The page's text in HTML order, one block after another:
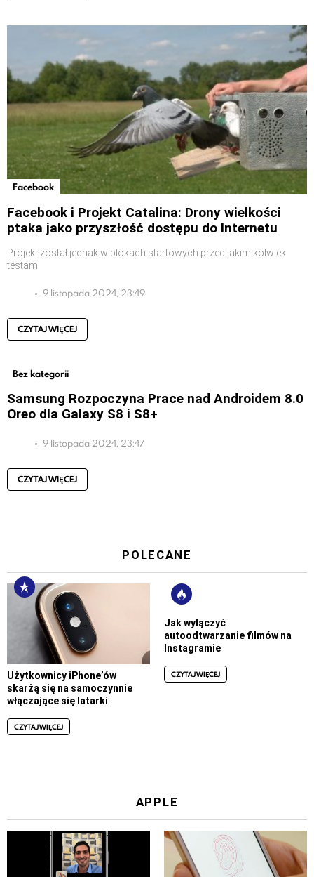
Facebook
Facebook i Projekt Catalina: Drony wielkości
ptaka jako przyszłość dostępu do Internetu
Projekt został jednak w blokach startowych przed jakimikolwiek
testami
9 listopada 2024, 23:49
CZYTAJ WIĘCEJ
Bez kategorii
Samsung Rozpoczyna Prace nad Androidem 8.0
Oreo dla Galaxy S8 i S8+
9 listopada 2024, 23:47
CZYTAJ WIĘCEJ
POLECANE
Użytkownicy iPhone’ów
skarżą się na samoczynnie
włączające się latarki
CZYTAJ WIĘCEJ
Jak wyłączyć
autoodtwarzanie filmów na
Instagramie
CZYTAJ WIĘCEJ
APPLE